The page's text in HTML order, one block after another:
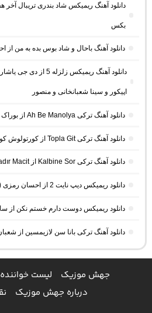
دانلود آهنگ ریمیکس شاد بندری تریبال آخر
بکس
دانلود آهنگ باحال و شاد بوس بده به من از
دانلود آهنگ ریمیکس
اپیکور و سینا شعبانخانی و منصور
دانلود آهنگ ترکی Ah Be Manolya از بوراک بولوت
دانلود آهنگ ترکی Topla Git از کورتولوش کوش
دانلود آهنگ ترکی Kalbine Sor از Bahadır Macit و Tunahan Sakar
دانلود ریمیکس دیپ نایت 2 از احسان رمزی (ریمیکس طولانی غمگین)
دانلود ریمیکس دوست دارم خستم نکن از
دانلود آهنگ ترکی بانا سن لازیمسین از
جهش موزیک لیست
درباره جهش موزیک